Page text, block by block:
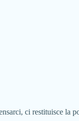
ci restituisce la